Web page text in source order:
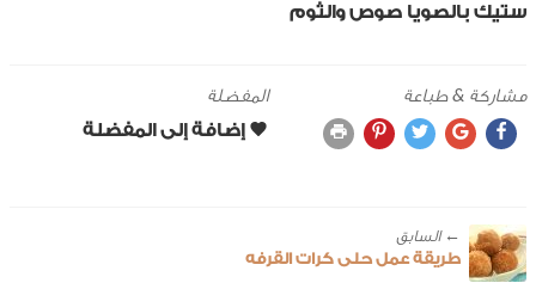
ستيك بالصويا صوص والثوم
مشاركة & طباعة المفضلة
← ‎السابق
طريقة عمل حلى كرات القرفه